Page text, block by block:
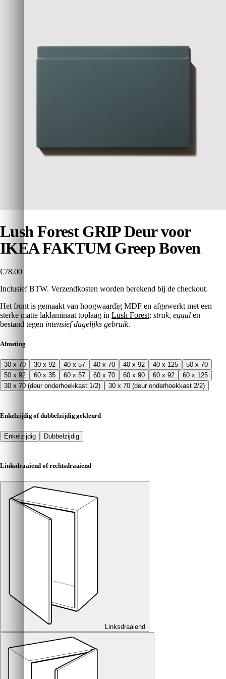
Lush Forest GRIP Deur voor
IKEA FAKTUM Greep Boven
€78.00
Inclusief BTW. Verzendkosten worden berekend bij de checkout.
Het front is gemaakt van hoogwaardig MDF en afgewerkt met een
sterke matte laklaminaat toplaag in Lush Forest: strak, egaal en
bestand tegen intensief dagelijks gebruik.
Afmeting
30 x 70 30 x 92 40 x 57 40 x 70 40 x 92 40 x 125
50 x 70
50 x 92
60 x 35 60 x 57 60 x 70 60 x 90 60 x 92
60 x 125
30 x 70 (deur onderhoekkast 1/2)
30 x 70 (deur onderhoekkast 2/2)
Enkelzijdig of dubbelzijdig gekleurd
Enkelzijdig Dubbelzijdig
Linksdraaiend of rechtsdraaiend
Linksdraaiend